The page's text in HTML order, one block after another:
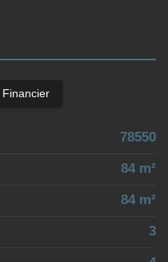
Financier
78550
84 m²
84 m²
3